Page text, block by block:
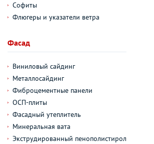
Софиты
Флюгеры и указатели ветра
Фасад
Виниловый сайдинг
Металлосайдинг
Фиброцементные панели
ОСП-плиты
Фасадный утеплитель
Минеральная вата
Экструдированный пенополистирол